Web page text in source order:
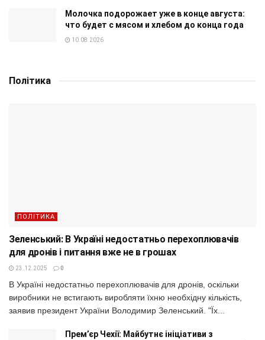
Молочка подорожает уже в конце августа:
что будет с мясом и хлебом до конца года
10.08.2026
Політика
ПОЛІТИКА
Зеленський: В Україні недостатньо перехоплювачів
для дронів і питання вже не в грошах
23.12.2025 0
В Україні недостатньо перехоплювачів для дронів, оскільки
виробники не встигають виробляти їхню необхідну кількість,
заявив президент України Володимир Зеленський. "Їх...
Прем’єр Чехії: Майбутнє ініціативи з